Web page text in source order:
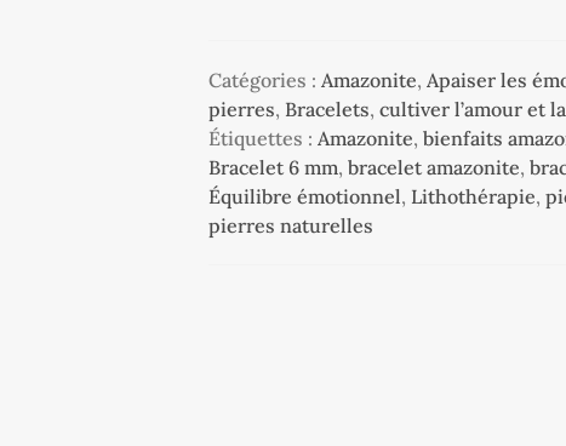
Catégories : Amazonite, Apaiser les
pierres, Bracelets,cultiver l’amour et
Étiquettes : Amazonite,bienfaits
Bracelet 6 mm,bracelet amazonite,
Équilibre émotionnel, Lithothérapie,
pierres naturelles